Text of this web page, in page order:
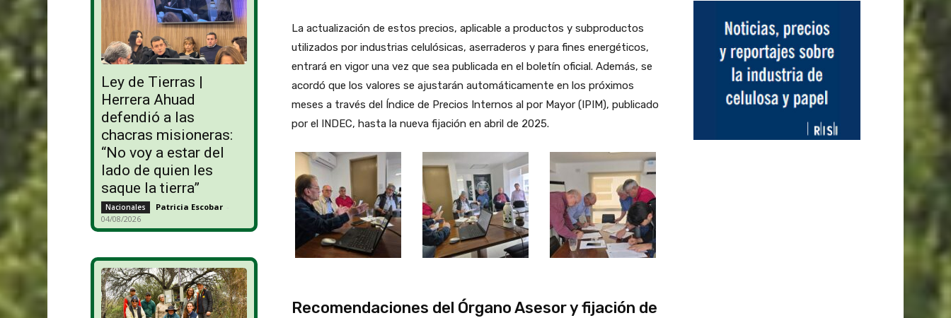
Ley de Tierras |
Herrera Ahuad
defendió a las
chacras misioneras:
“No voy a estar del
lado de quien les
saque la tierra”
Nacionales Patricia Escobar -
04/08/2026
La actualización de estos precios, aplicable a productos y subproductos
utilizados por industrias celulósicas, aserraderos y para fines energéticos,
entrará en vigor una vez que sea publicada en el boletín oficial. Además, se
acordó que los valores se ajustarán automáticamente en los próximos
meses a través del Índice de Precios Internos al por Mayor (IPIM), publicado
por el INDEC, hasta la nueva fijación en abril de 2025.
Recomendaciones del Órgano Asesor y fijación de